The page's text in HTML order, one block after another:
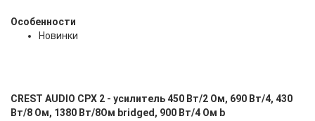
Особенности
Новинки
CREST AUDIO CPX 2 - усилитель 450 Вт/2 Ом, 690 Вт/4, 430
Вт/8 Ом, 1380 Вт/8Ом bridged, 900 Вт/4 Ом b